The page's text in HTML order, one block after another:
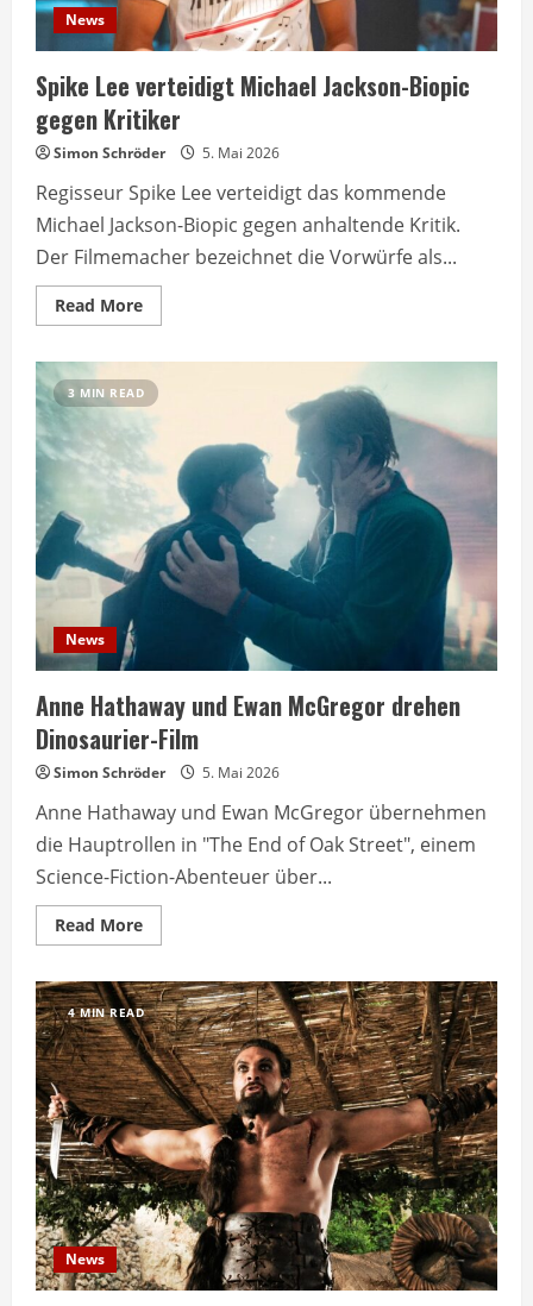
News
Spike Lee verteidigt Michael Jackson-Biopic
gegen Kritiker
Simon Schröder 5. Mai 2026
Regisseur Spike Lee verteidigt das kommende
Michael Jackson-Biopic gegen anhaltende Kritik.
Der Filmemacher bezeichnet die Vorwürfe als...
Read MoreRead
more
verteidigt
Michael
Jackson-
Biopic
gegen
Kritiker
3 MIN READ
News
Anne Hathaway und Ewan McGregor drehen
Dinosaurier-Film
Simon Schröder 5. Mai 2026
Anne Hathaway und Ewan McGregor übernehmen
die Hauptrollen in "The End of Oak Street", einem
Science-Fiction-Abenteuer über...
Read MoreRead
more
Hathaway
und
Ewan
McGregor
drehen
Dinosaurier-
Film
4 MIN READ
News